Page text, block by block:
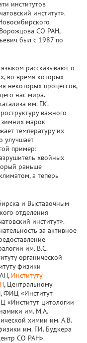
институтов
институт».
СО РАН,
был с 1987 по
рассказывают о
во время которых
некоторых процессов,
нас мира.
им. Г.К.
важного
зимних марок
температуру их
улучшает
пример:
хвойных
раньше
а теперь
и Выставочным
отделения
институт».
за активное
им. В.С.
органической
физики
Институту
, Центральному
ФИЦ «Институт
«Институт цитологии
им. М.А.
химии им. А.В.
им. Г.И. Будкера
СО РАН».